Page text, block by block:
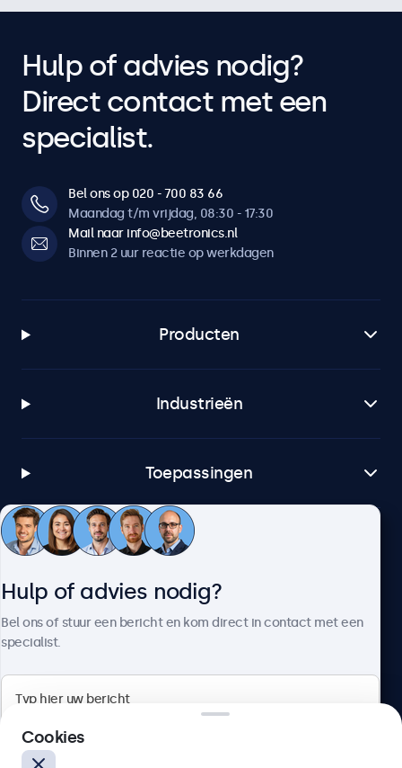
Hulp of advies nodig?
Direct contact met een
specialist.
Bel ons op 020 - 700 83 66
Maandag t/m vrijdag, 08:30 - 17:30
Mail naar info@beetronics.nl
Binnen 2 uur reactie op werkdagen
Producten
Industrieën
Toepassingen
Klantenservice
Hulp of advies nodig?
Bel ons of stuur een bericht en kom direct in contact met een
specialist.
Cookies